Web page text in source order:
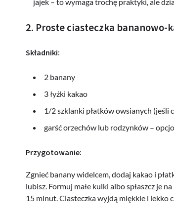
2. Proste ciasteczka bananowo-
Składniki:
2 banany
3 łyżki kakao
1/2 szklanki płatków owsianych (jeśli
garść orzechów lub rodzynków –
Przygotowanie:
Zgnieć banany widelcem, dodaj kakao i
lubisz. Formuj małe kulki albo spłaszcz je
15 minut. Ciasteczka wyjdą miękkie i lekko